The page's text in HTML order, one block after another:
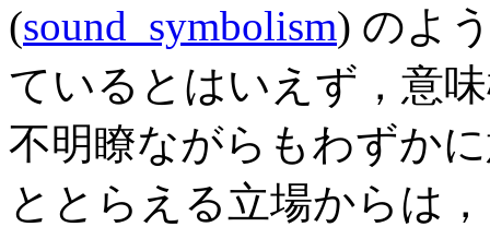
(sound_symbolism) のよ
ているとはいえず，意
不明瞭ながらもわずか
ととらえる立場からは